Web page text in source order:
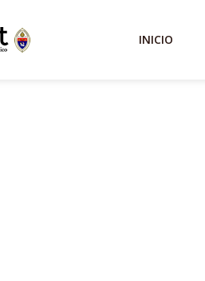
INICIO